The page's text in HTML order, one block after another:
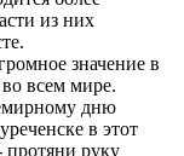
из них
значение в
всем мире.
дню
в этот
протяни руку